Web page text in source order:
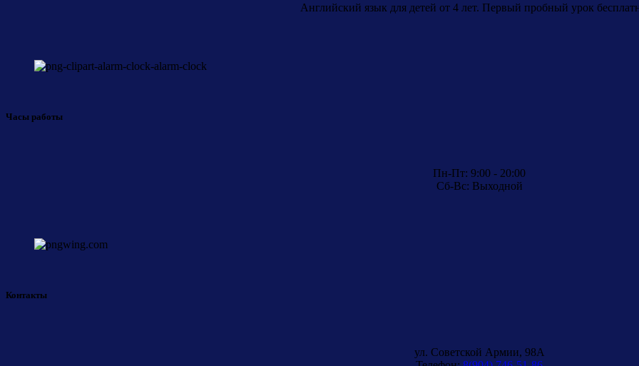
Английский язык для детей от 4 лет. Первый пробный урок
Часы работы
Пн-Пт: 9:00 - 20:00
Сб-Вс: Выходной
Контакты
ул. Советской Армии, 98A